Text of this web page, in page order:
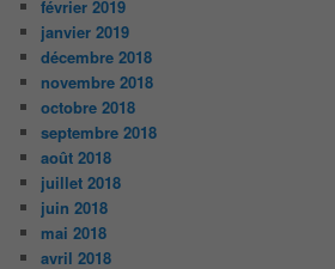
février 2019
janvier 2019
décembre 2018
novembre 2018
octobre 2018
septembre 2018
août 2018
juillet 2018
juin 2018
mai 2018
avril 2018